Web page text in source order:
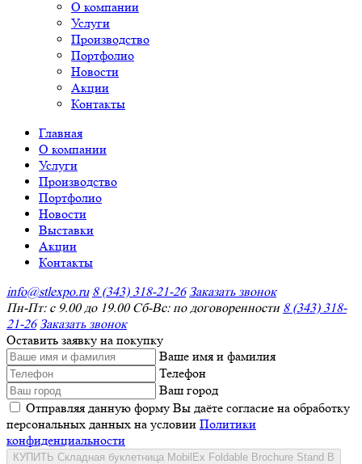
О компании
Услуги
Производство
Портфолио
Новости
Акции
Контакты
Главная
О компании
Услуги
Производство
Портфолио
Новости
Выставки
Акции
Контакты
info@stlexpo.ru 8 (343) 318-21-26 Заказать звонок
Пн-Пт: с 9.00 до 19.00 Сб-Вс: по договоренности 8 (343) 318-
21-26 Заказать звонок
Оставить заявку на покупку
Ваше имя и фамилия
Телефон
Ваш город
Отправляя данную форму Вы даёте согласие на обработку
персональных данных на условии Политики
конфиденциальности
КУПИТЬ Складная буклетница MobilEx Foldable Brochure Stand B